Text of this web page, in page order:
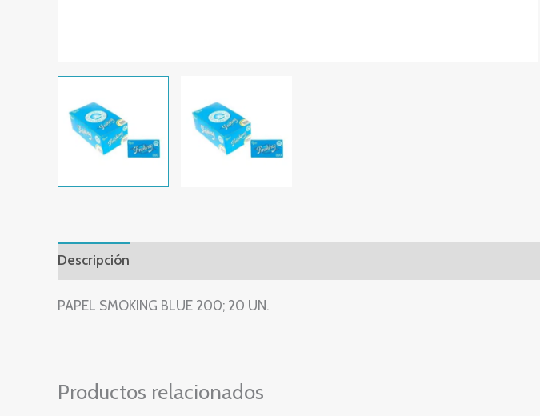
Descripción
PAPEL SMOKING BLUE 200; 20 UN.
Productos relacionados